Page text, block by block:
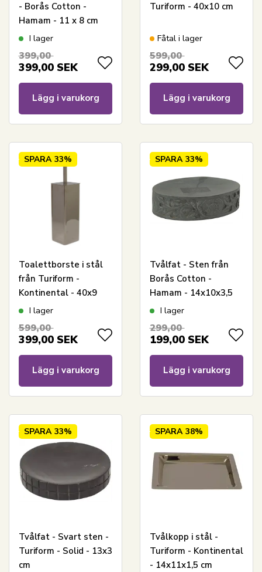
- Borås Cotton -
Hamam - 11 x 8 cm
I lager
399,00
399,00 SEK
Lägg i varukorg
Turiform - 40x10 cm
Fåtal i lager
599,00
299,00 SEK
Lägg i varukorg
SPARA 33%
Toalettborste i stål
från Turiform -
Kontinental - 40x9
cm.I lager
599,00
399,00 SEK
Lägg i varukorg
SPARA 33%
Tvålfat - Sten från
Borås Cotton -
Hamam - 14x10x3,5
cmI lager
299,00
199,00 SEK
Lägg i varukorg
SPARA 33%
Tvålfat - Svart sten -
Turiform - Solid - 13x3
cm
SPARA 38%
Tvålkopp i stål -
Turiform - Kontinental
- 14x11x1,5 cm